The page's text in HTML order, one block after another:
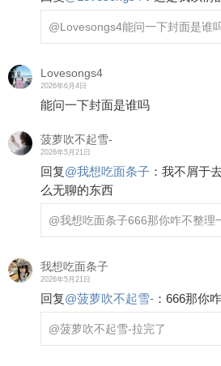
@Lovesongs4能问一下封面是谁
Lovesongs4
2026年6月4日
能问一下封面是谁吗
菠萝吹不起雪-
2026年5月21日
回复@我想吃面条子 ： 我不屑于
么无聊的东西
@我想吃面条子666那你咋不整理
我想吃面条子
2026年5月21日
回复@菠萝吹不起雪- ： 666那你
@菠萝吹不起雪-拉完了